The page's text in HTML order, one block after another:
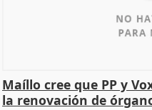
Maíllo cree que PP y
la renovación de